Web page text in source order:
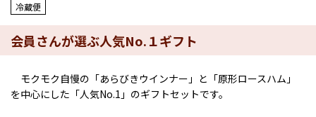
冷蔵便
会員さんが選ぶ人気No.１ギフト
モクモク自慢の「あらびきウインナー」と「原形ロースハム」
を中心にした「人気No.1」のギフトセットです。